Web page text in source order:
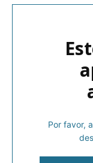
Por favor,